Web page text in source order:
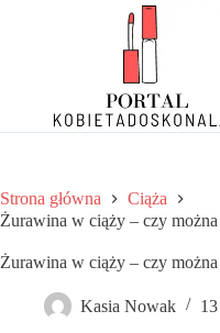
Strona główna
Ciąża
Żurawina w ciąży – czy
Żurawina w ciąży – czy
Kasia Nowak